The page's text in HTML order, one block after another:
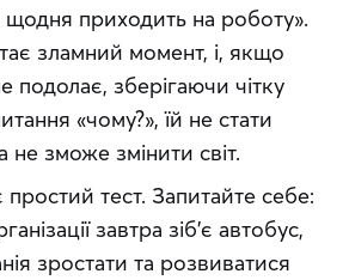
щодня приходить на роботу».
зламний момент, і, якщо
подолає, зберігаючи чітку
«чому?», їй не стати
зможе змінити світ.
тест. Запитайте себе:
завтра зіб’є автобус,
зростати та розвиватися